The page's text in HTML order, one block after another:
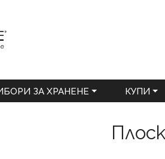
ЗА ХРАНЕНЕ КУПИ